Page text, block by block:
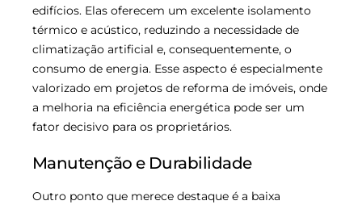
edifícios. Elas oferecem um excelente isolamento
térmico e acústico, reduzindo a necessidade de
climatização artificial e, consequentemente, o
consumo de energia. Esse aspecto é especialmente
valorizado em projetos de reforma de imóveis, onde
a melhoria na eficiência energética pode ser um
fator decisivo para os proprietários.
Manutenção e Durabilidade
Outro ponto que merece destaque é a baixa